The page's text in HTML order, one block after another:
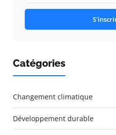
Catégories
Changement climatique
Développement durable